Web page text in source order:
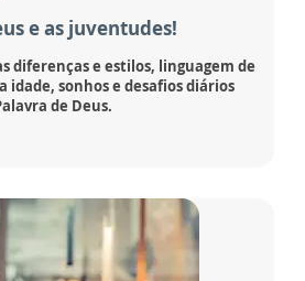
e as juventudes!
diferenças e estilos, linguagem de
idade, sonhos e desafios diários
de Deus.